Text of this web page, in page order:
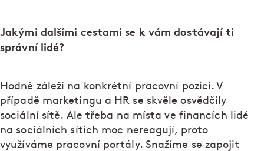
Jakými dalšími cestami se k vám dostávají ti
správní lidé?
Hodně záleží na konkrétní pracovní pozici. V
případě marketingu a HR se skvěle osvědčily
sociální sítě. Ale třeba na místa ve financích lidé
na sociálních sítích moc nereagují, proto
využíváme pracovní portály. Snažíme se zapojit